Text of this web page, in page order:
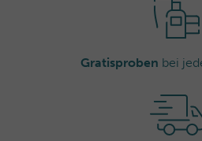
Gratisproben bei